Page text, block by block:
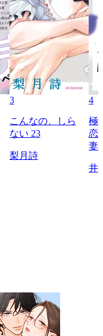
3
こんなの、しら
ない 23
梨月詩
4
極
恋
妻
井